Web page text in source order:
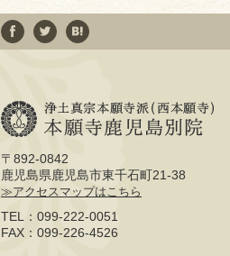
〒892-0842
鹿児島県鹿児島市東千石町21-38
≫アクセスマップはこちら
TEL：099-222-0051
FAX：099-226-4526